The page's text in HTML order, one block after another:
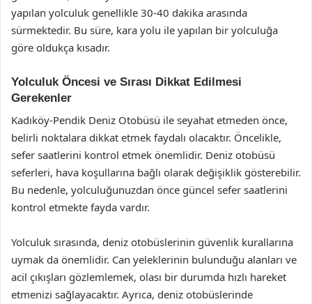
yapılan yolculuk genellikle 30-40 dakika arasında
sürmektedir. Bu süre, kara yolu ile yapılan bir yolculuğa
göre oldukça kısadır.
Yolculuk Öncesi ve Sırası Dikkat Edilmesi
Gerekenler
Kadıköy-Pendik Deniz Otobüsü ile seyahat etmeden önce,
belirli noktalara dikkat etmek faydalı olacaktır. Öncelikle,
sefer saatlerini kontrol etmek önemlidir. Deniz otobüsü
seferleri, hava koşullarına bağlı olarak değişiklik gösterebilir.
Bu nedenle, yolculuğunuzdan önce güncel sefer saatlerini
kontrol etmekte fayda vardır.
Yolculuk sırasında, deniz otobüslerinin güvenlik kurallarına
uymak da önemlidir. Can yeleklerinin bulunduğu alanları ve
acil çıkışları gözlemlemek, olası bir durumda hızlı hareket
etmenizi sağlayacaktır. Ayrıca, deniz otobüslerinde